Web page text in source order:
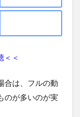
＜＜
合は、フルの動
のが多いのが実